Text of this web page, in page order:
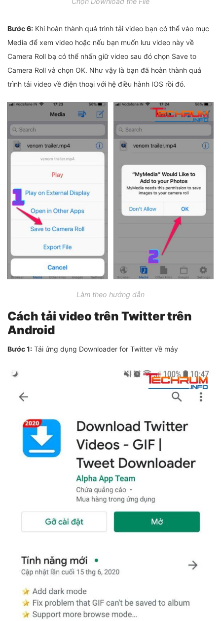
Bước 6: Khi hoàn thành quá trình tải video bạn có thể vào mục
Media để xem video hoặc nếu bạn muốn lưu video này về
Camera Roll bạ có thể nhấn giữ video sau đó chọn Save to
Camera Roll và chọn OK. Như vậy là bạn đã hoàn thành quá
trình tải video về điện thoại với hệ điều hành IOS rồi đó.
Làm theo hướng dẫn
Cách tải video trên Twitter trên
Android
Bước 1: Tải ứng dụng Downloader for Twitter về máy